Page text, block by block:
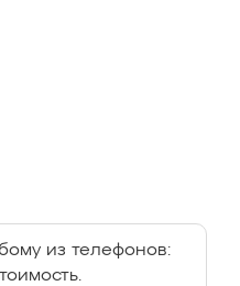
из телефонов: